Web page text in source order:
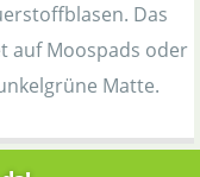
Das
auf Moospads oder
Matte.